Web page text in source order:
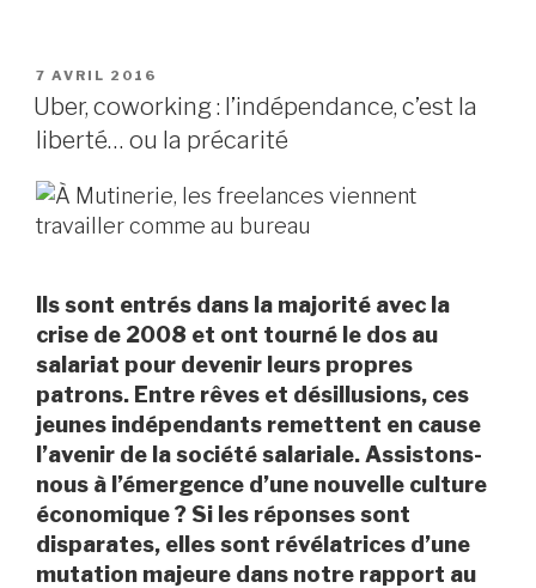
des
aéroports,
agents
de
PUBLIÉ
LE
7 AVRIL 2016
Uber, coworking : l’indépendance, c’est la
liberté… ou la précarité
Ils sont entrés dans la majorité avec la
crise de 2008 et ont tourné le dos au
salariat pour devenir leurs propres
patrons. Entre rêves et désillusions, ces
jeunes indépendants remettent en cause
l’avenir de la société salariale. Assistons-
nous à l’émergence d’une nouvelle culture
économique ? Si les réponses sont
disparates, elles sont révélatrices d’une
mutation majeure dans notre rapport au